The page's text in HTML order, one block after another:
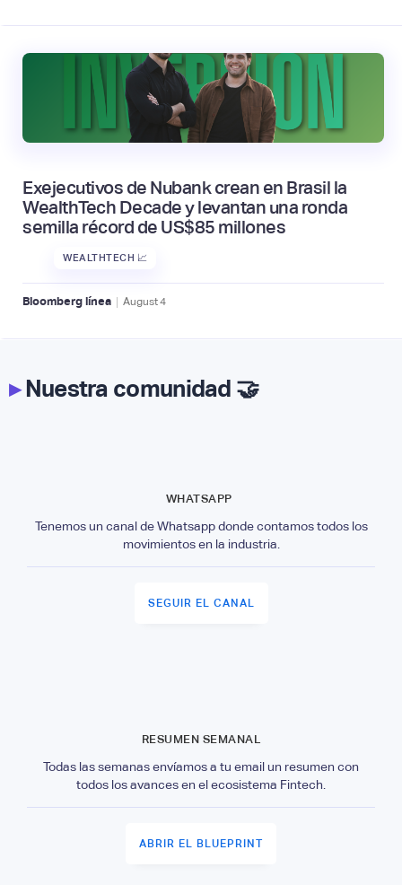
Exejecutivos de Nubank crean en Brasil la
WealthTech Decade y levantan una ronda
semilla récord de US$85 millones
WEALTHTECH 📈
Bloomberg línea | August4
▸Nuestra comunidad 🤝
WHATSAPP
Tenemos un canal de Whatsapp donde contamos todos los
movimientos en la industria.
SEGUIR EL CANAL
RESUMEN SEMANAL
Todas las semanas envíamos a tu email un resumen con
todos los avances en el ecosistema Fintech.
ABRIR EL BLUEPRINT